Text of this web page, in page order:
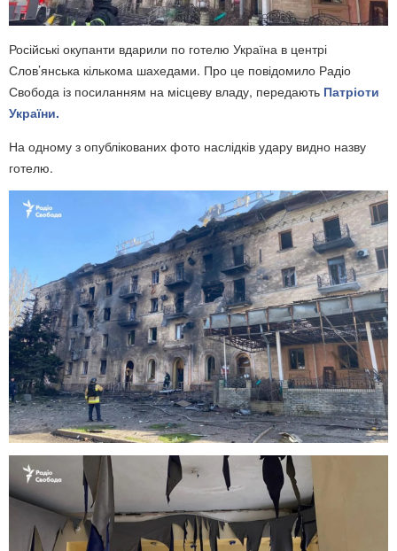
Російські окупанти вдарили по готелю Україна в центрі
Слов’янська кількома шахедами. Про це повідомило Радіо
Свобода із посиланням на місцеву владу, передають Патріоти
України.
На одному з опублікованих фото наслідків удару видно назву
готелю.